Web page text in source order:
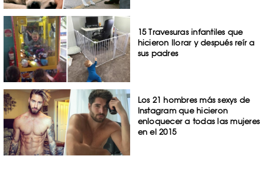
15 Travesuras infantiles que
hicieron llorar y después reír a
sus padres
Los 21 hombres más sexys de
Instagram que hicieron
enloquecer a todas las mujeres
en el 2015